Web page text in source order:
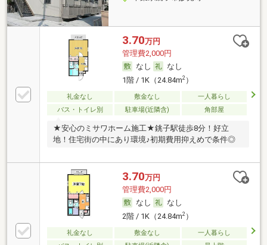
3.70万円
管理費2,000円
なし
なし
1階 / 1K（24.84m2）
礼金なし 敷金なし
一人暮らし
バス・トイレ別
駐車場(近隣含) 角部屋
★安心のミサワホーム施工★銚子駅徒歩8分！好立
地！住宅街の中にあり環境♪初期費用抑えめで条件◎
3.70万円
管理費2,000円
なし
なし
2階 / 1K（24.84m2）
礼金なし 敷金なし
一人暮らし